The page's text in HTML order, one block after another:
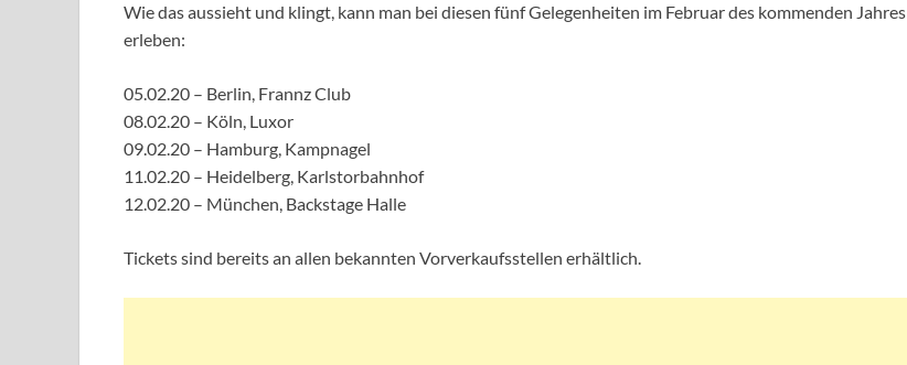
Wie das aussieht und klingt, kann man bei diesen fünf Gelegenheiten im Februar des kommenden Jahres
erleben:
05.02.20 – Berlin, Frannz Club
08.02.20 – Köln, Luxor
09.02.20 – Hamburg, Kampnagel
11.02.20 – Heidelberg, Karlstorbahnhof
12.02.20 – München, Backstage Halle
Tickets sind bereits an allen bekannten Vorverkaufsstellen erhältlich.